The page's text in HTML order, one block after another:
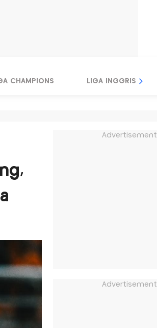
CHAMPIONS LIGA INGGRIS
Advertisement
Advertisement